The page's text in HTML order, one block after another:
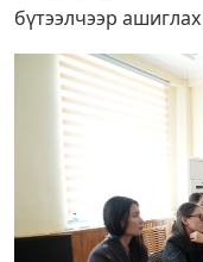
бүтээлчээр